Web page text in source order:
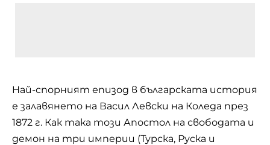
Hай-спорният епизод в българската история
е залавянето на Васил Левски на Коледа през
1872 г. Как така този Апостол на свободата и
демон на три империи (Турска, Руска и